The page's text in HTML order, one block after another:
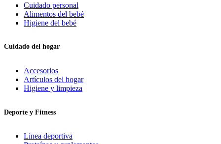
Cuidado personal
Alimentos del bebé
Higiene del bebé
Cuidado del hogar
Accesorios
Artículos del hogar
Higiene y limpieza
Deporte y Fitness
Línea deportiva